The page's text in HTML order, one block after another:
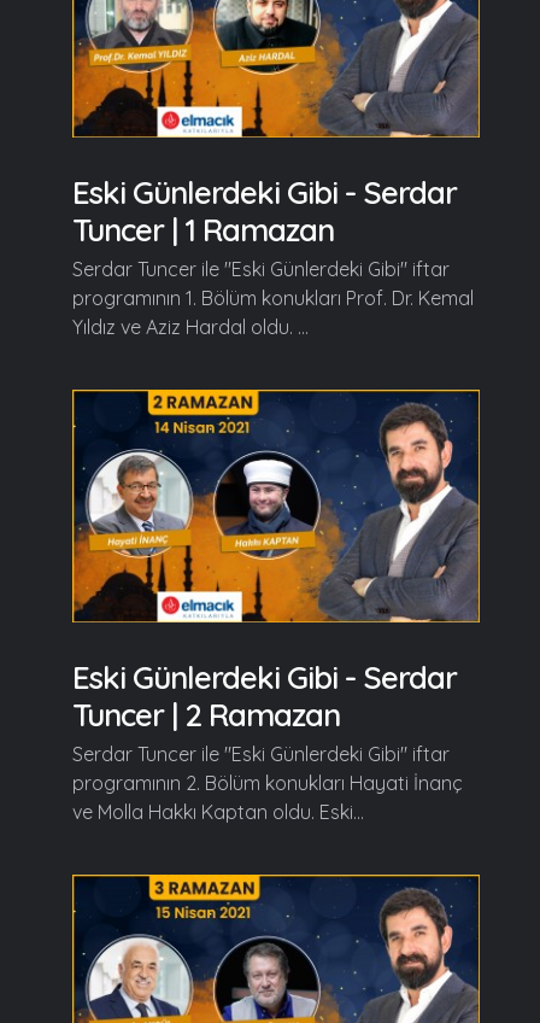
Eski Günlerdeki Gibi - Serdar
Tuncer | 1 Ramazan
Serdar Tuncer ile "Eski Günlerdeki Gibi" iftar
programının 1. Bölüm konukları Prof. Dr. Kemal
Yıldız ve Aziz Hardal oldu. ...
Eski Günlerdeki Gibi - Serdar
Tuncer | 2 Ramazan
Serdar Tuncer ile "Eski Günlerdeki Gibi" iftar
programının 2. Bölüm konukları Hayati İnanç
ve Molla Hakkı Kaptan oldu. Eski...